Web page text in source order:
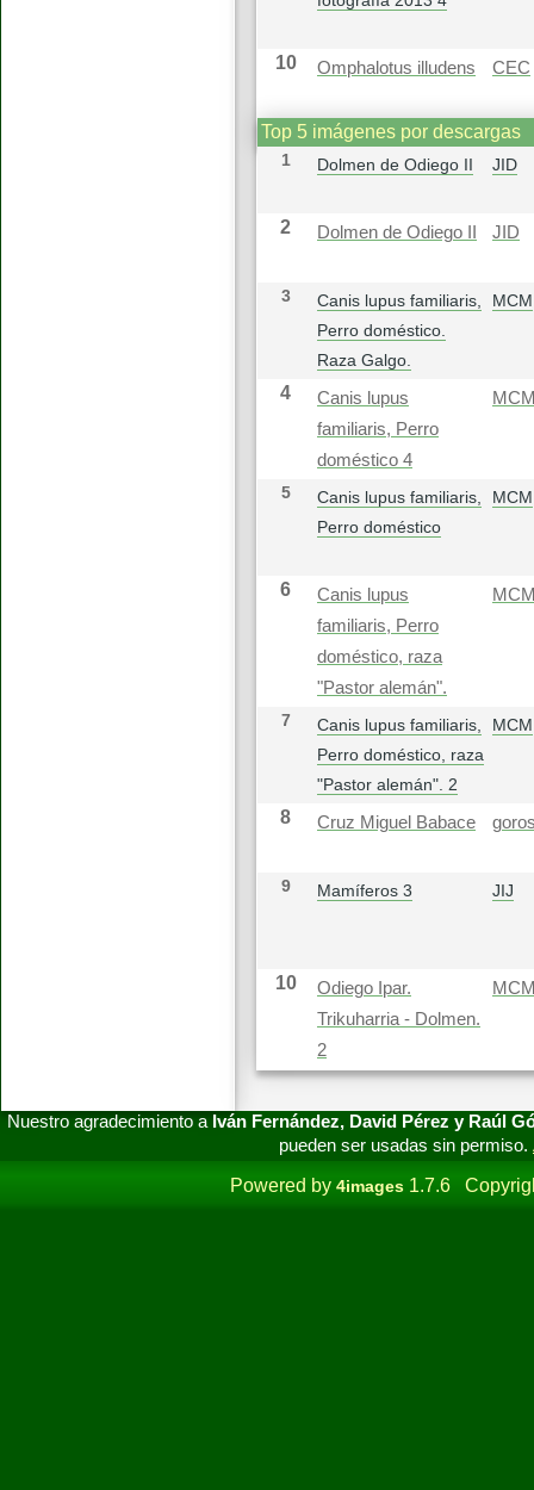
10 Omphalotus illudens CEC
Top 5 imágenes por descargas
1 Dolmen de Odiego II JID
2 Dolmen de Odiego II JID
3
Canis lupus familiaris,
Perro doméstico.
Raza Galgo.
MCM
4
Canis lupus
familiaris, Perro
doméstico 4
5
Canis lupus familiaris,
Perro doméstico
MCM
6
Canis lupus
familiaris, Perro
doméstico, raza
"Pastor alemán".
7
Canis lupus familiaris,
Perro doméstico, raza
"Pastor alemán". 2
MCM
8 Cruz Miguel Babace
9 Mamíferos 3 JIJ
10
Odiego Ipar.
Trikuharria - Dolmen.
2
Nuestro agradecimiento a Iván Fernández, David Pérez y Raúl
pueden ser usadas sin permiso.
Powered by 4images 1.7.6